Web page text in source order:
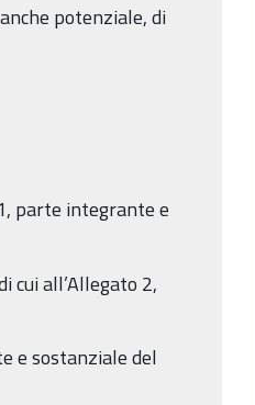
potenziale, di
parte integrante e
cui all’Allegato 2,
e sostanziale del